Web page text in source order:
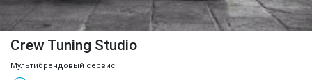
Crew Tuning Studio
Мультибрендовый сервис